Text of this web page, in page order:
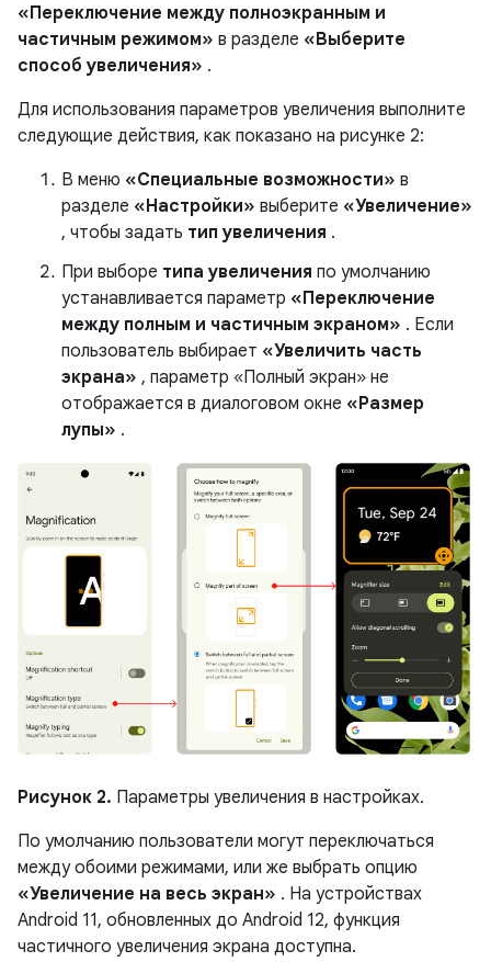
«Переключение между полноэкранным и
частичным режимом» в разделе «Выберите
способ увеличения» .
Для использования параметров увеличения выполните
следующие действия, как показано на рисунке 2:
В меню «Специальные возможности» в
разделе «Настройки» выберите «Увеличение»
, чтобы задать тип увеличения .
При выборе типа увеличения по умолчанию
устанавливается параметр «Переключение
между полным и частичным экраном» . Если
пользователь выбирает «Увеличить часть
экрана» , параметр «Полный экран» не
отображается в диалоговом окне «Размер
лупы» .
Рисунок 2. Параметры увеличения в настройках.
По умолчанию пользователи могут переключаться
между обоими режимами, или же выбрать опцию
«Увеличение на весь экран» . На устройствах
Android 11, обновленных до Android 12, функция
частичного увеличения экрана доступна.